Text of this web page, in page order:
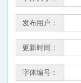
发布用户：
更新时间：
字体编号：